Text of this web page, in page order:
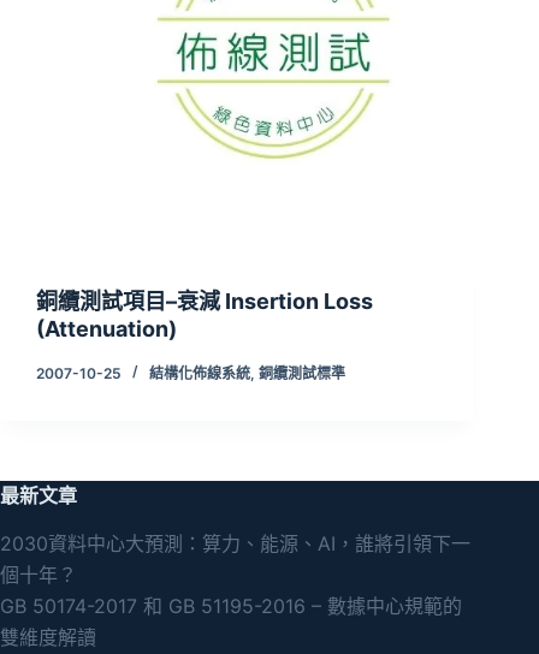
銅纜測試項目–衰減 Insertion Loss
(Attenuation)
2007-10-25 結構化佈線系統, 銅纜測試標準
最新文章
2030資料中心大預測：算力、能源、AI，誰將引領下一
個十年？
GB 50174-2017 和 GB 51195-2016 – 數據中心規範的
雙維度解讀